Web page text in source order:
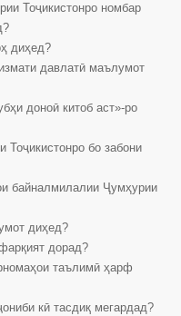
Тоҷикистонро номбар
диҳед?
давлатӣ маълумот
доноӣ китоб аст»-ро
Тоҷикистонро бо забони
байналмилалии Ҷумҳурии
диҳед?
дорад?
таълимӣ ҳарф
кӣ тасдиқ мегардад?